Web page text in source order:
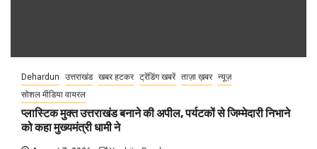
Dehardun उत्तराखंड खबर हटकर ट्रेंडिंग खबरें ताज़ा ख़बर न्यूज़
सोशल मीडिया वायरल
प्लास्टिक मुक्त उत्तराखंड बनाने की अपील, पर्यटकों से जिम्मेदारी निभाने
को कहा मुख्यमंत्री धामी ने